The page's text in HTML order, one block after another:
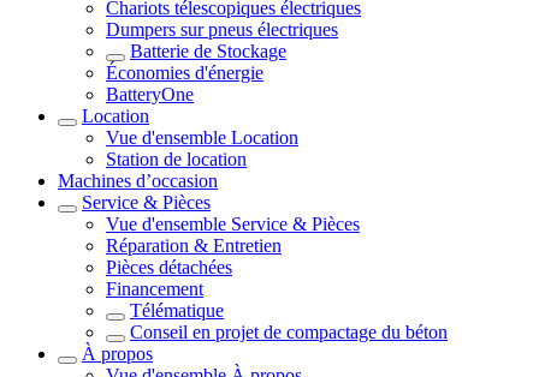
Chariots télescopiques électriques
Dumpers sur pneus électriques
Batterie de Stockage
Économies d'énergie
BatteryOne
Location
Vue d'ensemble Location
Station de location
Machines d’occasion
Service & Pièces
Vue d'ensemble Service & Pièces
Réparation & Entretien
Pièces détachées
Financement
Télématique
Conseil en projet de compactage du béton
À propos